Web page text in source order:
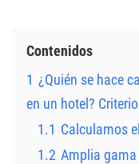
Contenidos
1 ¿Quién se hace
en un hotel?
1.1 Calculamos
1.2 Amplia